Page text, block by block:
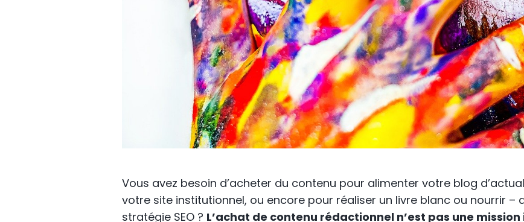
Vous avez besoin d’acheter du contenu pour alimenter votre blog
votre site institutionnel, ou encore pour réaliser un livre blanc ou nourrir –
stratégie SEO ? L’achat de contenu rédactionnel n’est pas une